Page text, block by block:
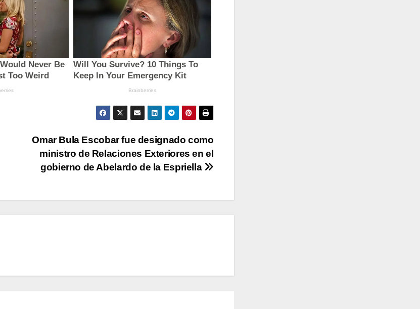
Omar Bula Escobar fue designado como
ministro de Relaciones Exteriores en el
gobierno de Abelardo de la Espriella